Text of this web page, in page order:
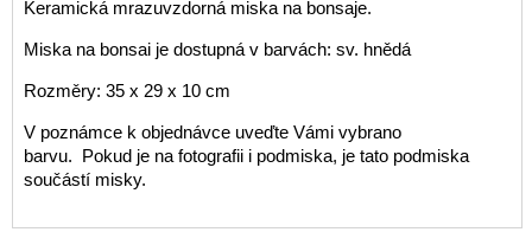
Keramická mrazuvzdorná miska na bonsaje.
Miska na bonsai je dostupná v barvách: sv. hnědá
Rozměry: 35 x 29 x 10 cm
V poznámce k objednávce uveďte Vámi vybrano
barvu. Pokud je na fotografii i podmiska, je tato podmiska
součástí misky.